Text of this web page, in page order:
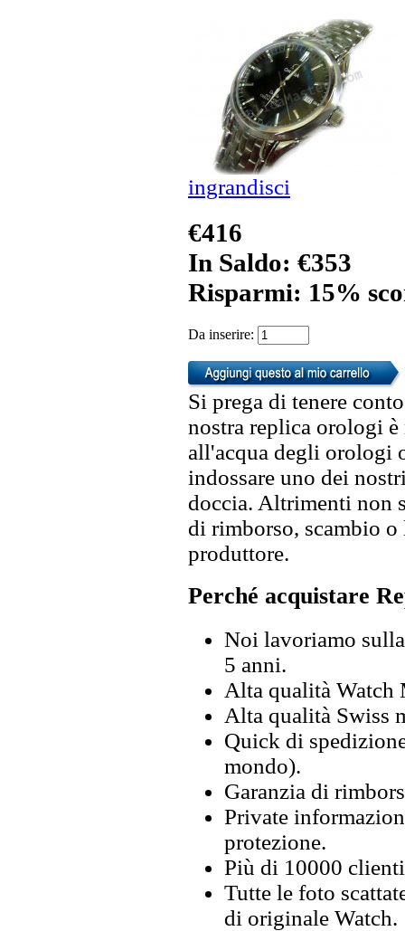
ingrandisci
€416
In Saldo: €353
Risparmi: 15%
Da inserire:
Si prega di tenere
nostra replica orologi
all'acqua degli orologi
indossare uno dei
doccia. Altrimenti non
di rimborso, scambio
produttore.
Perché acquistare
Noi lavoriamo
5 anni.
Alta qualità Watch
Alta qualità Swiss
Quick di
mondo).
Garanzia di
Private
protezione.
Più di 10000
Tutte le foto
di originale Watch.